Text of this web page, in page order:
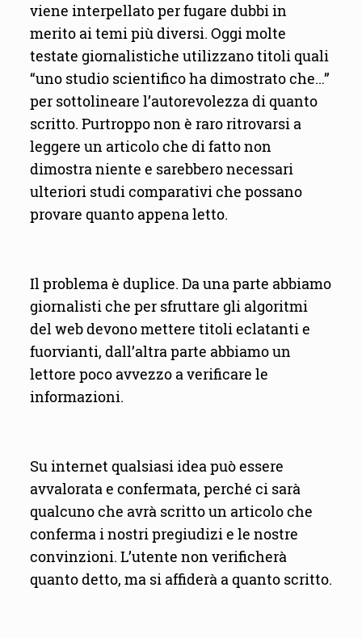
viene interpellato per fugare dubbi in
merito ai temi più diversi. Oggi molte
testate giornalistiche utilizzano titoli quali
“uno studio scientifico ha dimostrato che…”
per sottolineare l’autorevolezza di quanto
scritto. Purtroppo non è raro ritrovarsi a
leggere un articolo che di fatto non
dimostra niente e sarebbero necessari
ulteriori studi comparativi che possano
provare quanto appena letto.
Il problema è duplice. Da una parte abbiamo
giornalisti che per sfruttare gli algoritmi
del web devono mettere titoli eclatanti e
fuorvianti, dall’altra parte abbiamo un
lettore poco avvezzo a verificare le
informazioni.
Su internet qualsiasi idea può essere
avvalorata e confermata, perché ci sarà
qualcuno che avrà scritto un articolo che
conferma i nostri pregiudizi e le nostre
convinzioni. L’utente non verificherà
quanto detto, ma si affiderà a quanto scritto.